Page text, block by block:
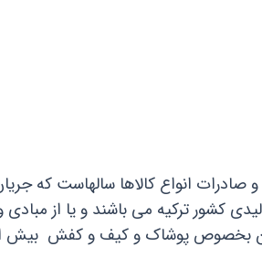
صادرات انواع کالاها سالهاست
کشور ترکیه می باشند و یا از
بخصوص پوشاک و کیف و کفش بیش